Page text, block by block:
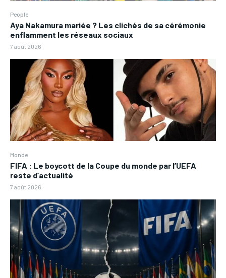
People
Aya Nakamura mariée ? Les clichés de sa cérémonie
enflamment les réseaux sociaux
7 août 2026
Monde
FIFA : Le boycott de la Coupe du monde par l’UEFA
reste d’actualité
7 août 2026